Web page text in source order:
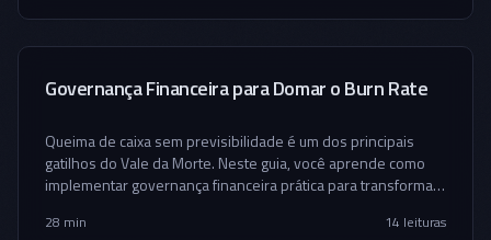
Governança Financeira para Domar o Burn Rate
Queima de caixa sem previsibilidade é um dos principais
gatilhos do Vale da Morte. Neste guia, você aprende como
implementar governança financeira prática para transformar
28 min 14 leituras